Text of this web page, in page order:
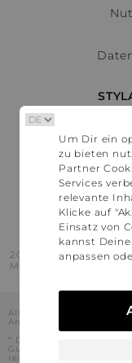
2016 - 2026 ©
Made for you with
Alle Preise inkl. der
Angaben ohne Gewähr.
* Die angezeigten
Gutschein-Codes auf
realisiert werden
Um Dir ein
zu bieten
Partner
Services
relevante
Klicke auf
Einsatz von
kannst
anpassen